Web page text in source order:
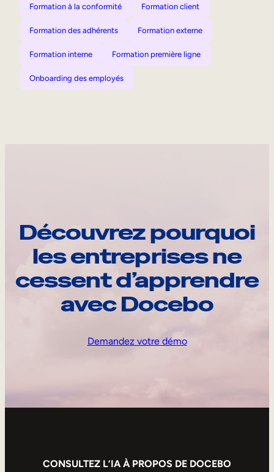
Formation à la conformité Formation client
Formation des adhérents Formation externe
Formation interne Formation première ligne
Onboarding des employés
Découvrez pourquoi
les entreprises ne
cessent d’apprendre
avec Docebo
Demandez votre démo
CONSULTEZ L’IA À PROPOS DE DOCEBO